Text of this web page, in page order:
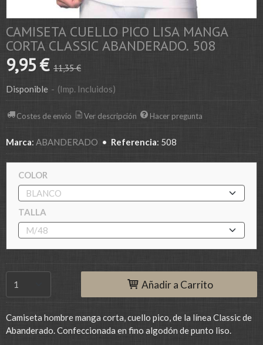
CAMISETA CUELLO PICO LISA MANGA
CORTA CLASSIC ABANDERADO. 508
9,95 € 11,35 €
Disponible - (Imp. Incluidos)
Costes de envío Ver descripción Hacer pregunta
Marca: ABANDERADO • Referencia: 508
COLOR
TALLA
Añadir a Carrito
Camiseta hombre manga corta, cuello pico, de la línea Classic de
Abanderado. Confeccionada en fino algodón de punto liso.